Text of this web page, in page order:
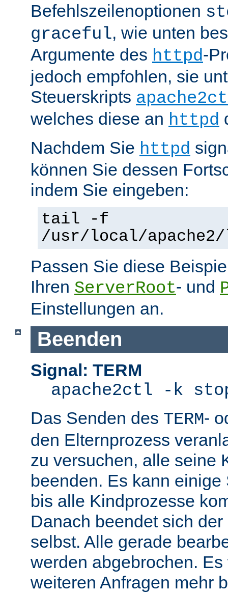
Befehlszeilenoptionen
graceful, wie unten
Argumente des httpd-
jedoch empfohlen, sie
Steuerskripts
welches diese an httpd
Nachdem Sie httpd
können Sie dessen
indem Sie eingeben:
tail -f
/usr/local/
Passen Sie diese
Ihren ServerRoot- und
Einstellungen an.
Beenden
Signal: TERM
apache2ctl -k
Das Senden des TERM-
den Elternprozess
zu versuchen, alle seine
beenden. Es kann
bis alle Kindprozesse
Danach beendet sich
selbst. Alle gerade
werden abgebrochen.
weiteren Anfragen mehr